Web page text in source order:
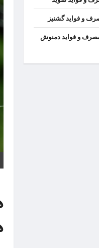
و فواید گشنیز
و فواید دمنوش